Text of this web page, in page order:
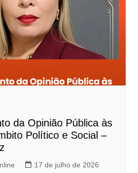
da Opinião Pública às
Político e Social –
17 de julho de 2026